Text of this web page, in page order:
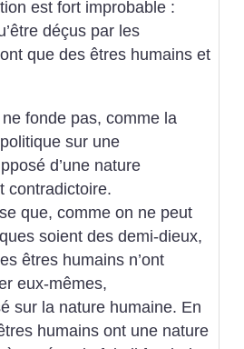
est fort improbable :
déçus par les
que des êtres humains et
fonde pas, comme la
sur une
d’une nature
contradictoire.
que, comme on ne peut
soient des demi-dieux,
êtres humains n’ont
eux-mêmes,
sur la nature humaine. En
humains ont une nature